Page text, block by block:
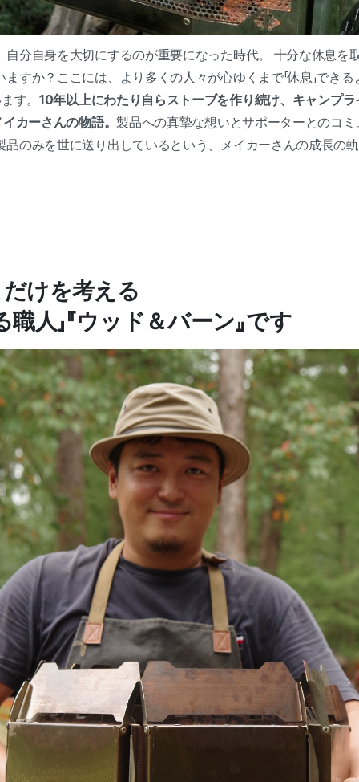
自分自身を大切にするのが重要になった時代。 十分な休息を
すか？ここには、より多くの人々が心ゆくまで「休息」でき
す。 10年以上にわたり自らストーブを作り続け、キャンプ
イカーさんの物語。製品への真摯な想いとサポーターとのコ
品のみを世に送り出しているという、メイカーさんの成長の
けを考える
職人」『ウッド＆バーン』です